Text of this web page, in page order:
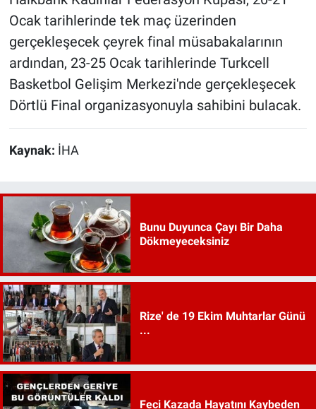
Ocak tarihlerinde tek maç üzerinden
gerçekleşecek çeyrek final müsabakalarının
ardından, 23-25 Ocak tarihlerinde Turkcell
Basketbol Gelişim Merkezi'nde gerçekleşecek
Dörtlü Final organizasyonuyla sahibini bulacak.
Kaynak: İHA
Bunu Duyunca Çayı Bir Daha
Dökmeyeceksiniz
Rize' de 19 Ekim Muhtarlar Günü
...
Feci Kazada Hayatını Kaybeden